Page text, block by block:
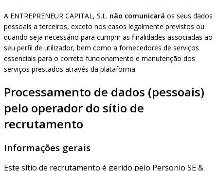
A ENTREPRENEUR CAPITAL, S.L. não comunicará os seus dados
pessoais a terceiros, exceto nos casos legalmente previstos ou
quando seja necessário para cumprir as finalidades associadas ao
seu perfil de utilizador, bem como a fornecedores de serviços
essenciais para o correto funcionamento e manutenção dos
serviços prestados através da plataforma.
Processamento de dados (pessoais)
pelo operador do sítio de
recrutamento
Informações gerais
Este sítio de recrutamento é gerido pelo Personio SE &